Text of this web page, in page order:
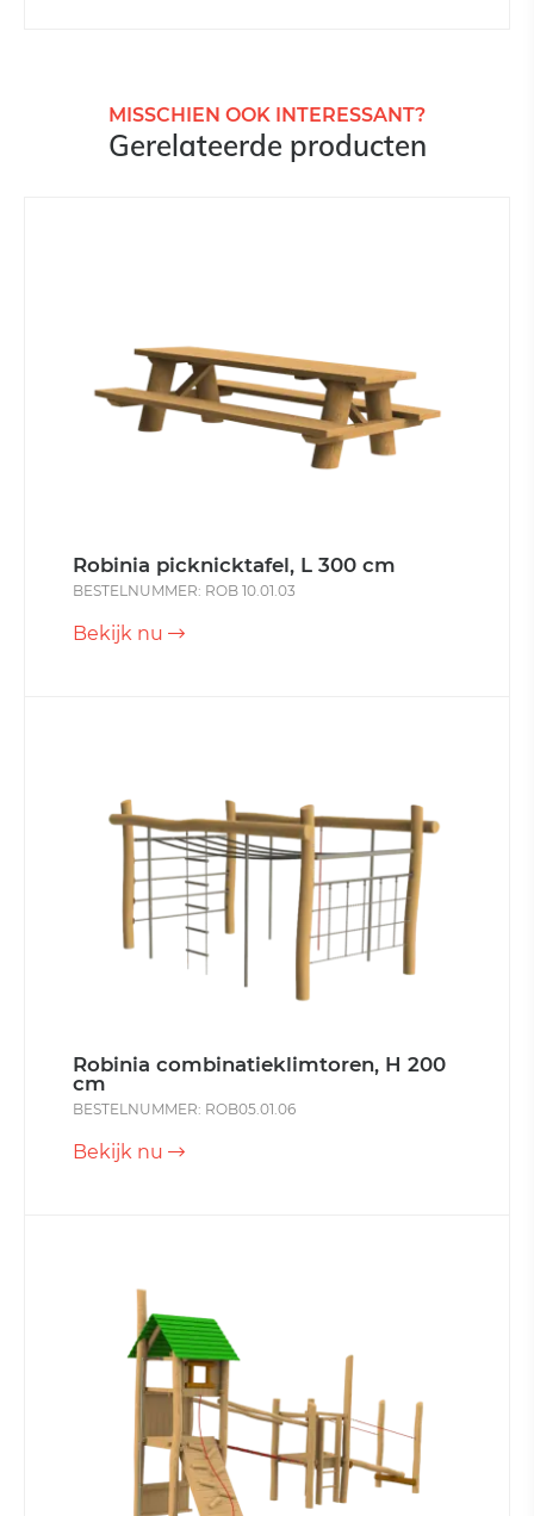
MISSCHIEN OOK INTERESSANT?
Gerelateerde producten
Robinia picknicktafel, L 300 cm
BESTELNUMMER: ROB 10.01.03
Bekijk nu
Robinia combinatieklimtoren, H 200
cm
BESTELNUMMER: ROB05.01.06
Bekijk nu